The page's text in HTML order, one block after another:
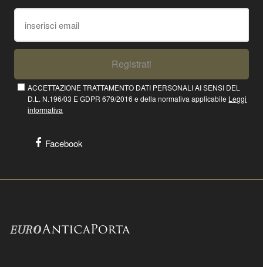
Registrati
ACCETTAZIONE TRATTAMENTO DATI PERSONALI AI SENSI DEL
D.L. N.196/03 E GDPR 679/2016 e della normativa applicabile Leggi
informativa
Facebook